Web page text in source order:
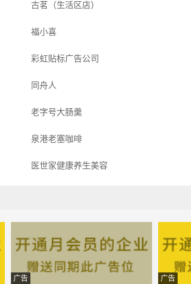
古茗（生活区店）
福小喜
彩虹贴标广告公司
同舟人
老字号大肠羹
泉港老塞咖啡
医世家健康养生美容
醉得意
老潼关肉夹馍
广告 广告